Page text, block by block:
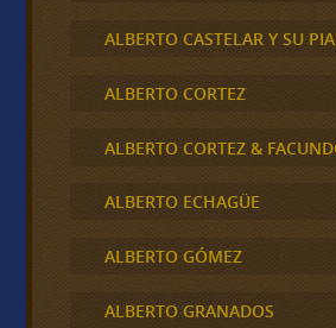
ALBERTO CASTELAR Y SU
ALBERTO CORTEZ
ALBERTO CORTEZ &
ALBERTO ECHAGÜE
ALBERTO GÓMEZ
ALBERTO GRANADOS